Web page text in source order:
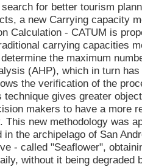
for better tourism
a new Carrying capacity
Calculation - CATUM is
carrying capacities
the maximum
(AHP), which in turn
the verification of the
technique gives greater
makers to have a more
This new methodology was
in the archipelago of San
- called "Seaflower",
without it being degraded